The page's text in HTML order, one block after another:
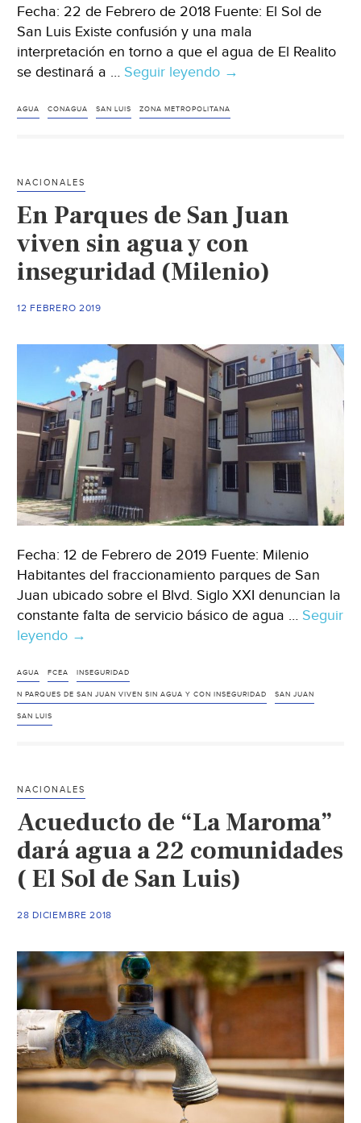
Fecha: 22 de Febrero de 2018 Fuente: El Sol de
San Luis Existe confusión y una mala
interpretación en torno a que el agua de El Realito
se destinará a … Seguir leyendo “Agua
El
particulares”:
Conagua
(El
Sol
→
AGUA CONAGUA SAN LUIS ZONA METROPOLITANA
NACIONALES
En Parques de San Juan
viven sin agua y con
inseguridad (Milenio)
12 FEBRERO 2019
Fecha: 12 de Febrero de 2019 Fuente: Milenio
Habitantes del fraccionamiento parques de San
Juan ubicado sobre el Blvd. Siglo XXI denuncian la
constante falta de servicio básico de agua … Seguir
leyendo En
de
San
y
con
(Milenio)
→
AGUA FCEA INSEGURIDAD
N PARQUES DE SAN JUAN VIVEN SIN AGUA Y CON INSEGURIDAD SAN JUAN
SAN LUIS
NACIONALES
Acueducto de “La Maroma”
dará agua a 22 comunidades
( El Sol de San Luis)
28 DICIEMBRE 2018